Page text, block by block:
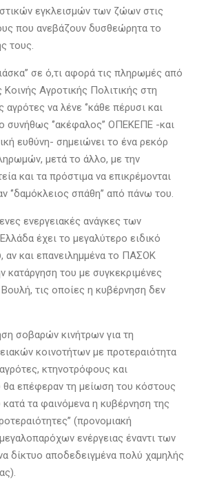
εγκλεισμών των ζώων στις
που ανεβάζουν δυσθεώρητα το
τους.
σε ό,τι αφορά τις πληρωμές από
Αγροτικής Πολιτικής στη
να λένε ‘’κάθε πέρυσι και
συνήθως ‘’ακέφαλος’’ ΟΠΕΚΕΠΕ -και
ευθύνη- σημειώνει το ένα ρεκόρ
μετά το άλλο, με την
και τα πρόστιμα να επικρέμονται
‘’δαμόκλειος σπάθη’’ από πάνω του.
ενεργειακές ανάγκες των
έχει το μεγαλύτερο ειδικό
αν και επανειλημμένα το ΠΑΣΟΚ
κατάργηση του με συγκεκριμένες
τις οποίες η κυβέρνηση δεν
σοβαρών κινήτρων για τη
κοινοτήτων με προτεραιότητα
κτηνοτρόφους και
θα επέφεραν τη μείωση του κόστους
τα φαινόμενα η κυβέρνηση της
(προνομιακή
ενέργειας έναντι των
δίκτυο αποδεδειγμένα πολύ χαμηλής